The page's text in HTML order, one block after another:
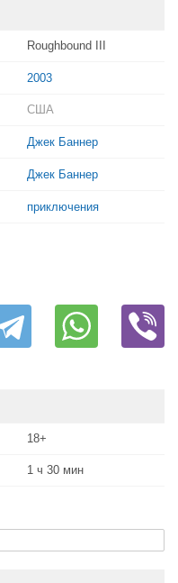
Roughbound III
2003
США
Джек Баннер
Джек Баннер
приключения
18+
1 ч 30 мин